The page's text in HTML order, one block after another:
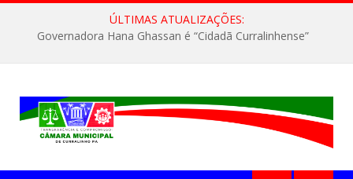
ÚLTIMAS ATUALIZAÇÕES:
Governadora Hana Ghassan é “Cidadã Curralinhense”